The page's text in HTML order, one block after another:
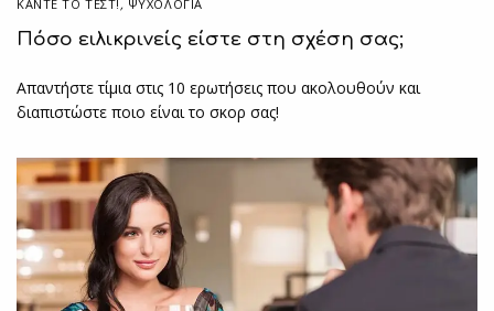
ΚΆΝΤΕ ΤΟ ΤΕΣΤ! , ΨΥΧΟΛΟΓΙΑ
Πόσο ειλικρινείς είστε στη σχέση σας;
Απαντήστε τίμια στις 10 ερωτήσεις που ακολουθούν και
διαπιστώστε ποιο είναι το σκορ σας!